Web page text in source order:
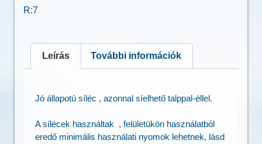
R:7
Leírás További információk
Jó állapotú síléc , azonnal síelhető talppal-éllel.
A sílécek használtak , felületükön használatból
eredő minimális használati nyomok lehetnek, lásd